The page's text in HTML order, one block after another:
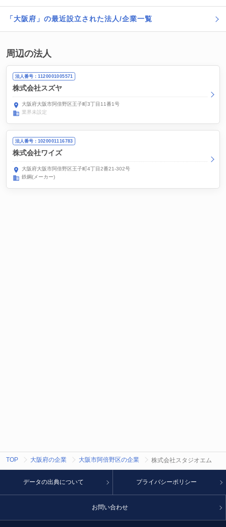
「大阪府」の最近設立された法人/企業一覧
周辺の法人
法人番号：1120001005571
株式会社スズヤ
大阪府大阪市阿倍野区王子町3丁目11番1号
業界未設定
法人番号：1020001116783
株式会社ワイズ
大阪府大阪市阿倍野区王子町4丁目2番21-302号
鉄鋼(メーカー)
TOP 大阪府の企業 大阪市阿倍野区の企業 株式会社スタジオエム
データの出典について プライバシーポリシー
お問い合わせ